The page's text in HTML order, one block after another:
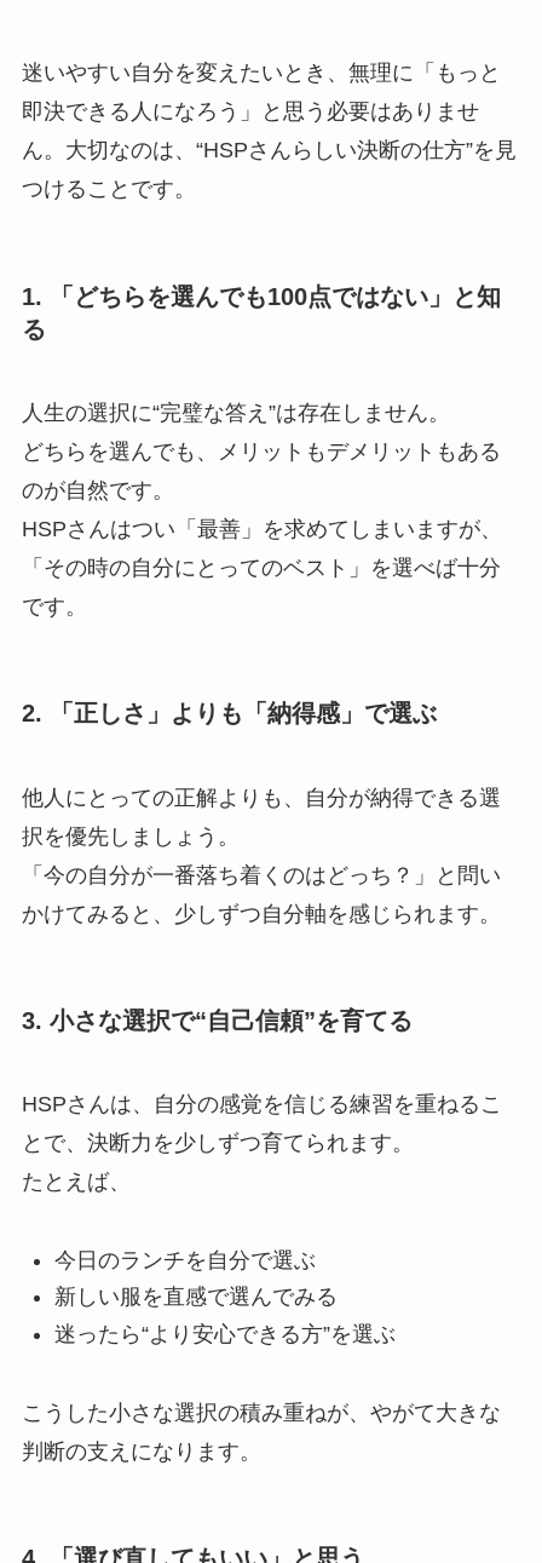
迷いやすい自分を変えたいとき、無理に「もっと
即決できる人になろう」と思う必要はありませ
ん。大切なのは、“HSPさんらしい決断の仕方”を見
つけることです。
1. 「どちらを選んでも100点ではない」と知
る
人生の選択に“完璧な答え”は存在しません。
どちらを選んでも、メリットもデメリットもある
のが自然です。
HSPさんはつい「最善」を求めてしまいますが、
「その時の自分にとってのベスト」を選べば十分
です。
2. 「正しさ」よりも「納得感」で選ぶ
他人にとっての正解よりも、自分が納得できる選
択を優先しましょう。
「今の自分が一番落ち着くのはどっち？」と問い
かけてみると、少しずつ自分軸を感じられます。
3. 小さな選択で“自己信頼”を育てる
HSPさんは、自分の感覚を信じる練習を重ねるこ
とで、決断力を少しずつ育てられます。
たとえば、
今日のランチを自分で選ぶ
新しい服を直感で選んでみる
迷ったら“より安心できる方”を選ぶ
こうした小さな選択の積み重ねが、やがて大きな
判断の支えになります。